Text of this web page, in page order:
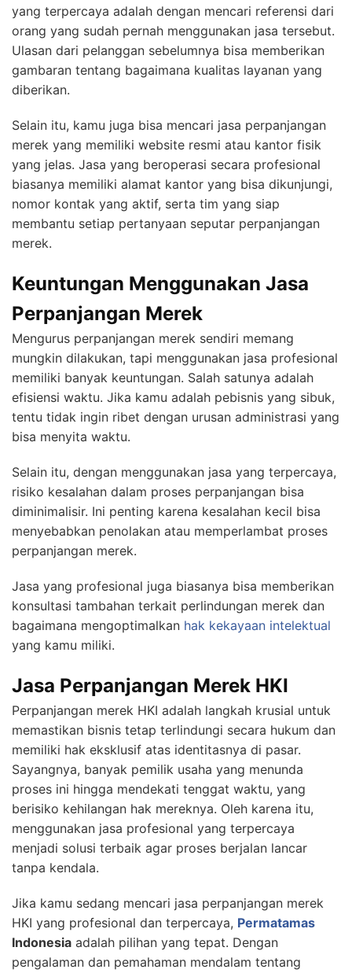
yang terpercaya adalah dengan mencari referensi dari
orang yang sudah pernah menggunakan jasa tersebut.
Ulasan dari pelanggan sebelumnya bisa memberikan
gambaran tentang bagaimana kualitas layanan yang
diberikan.
Selain itu, kamu juga bisa mencari jasa perpanjangan
merek yang memiliki website resmi atau kantor fisik
yang jelas. Jasa yang beroperasi secara profesional
biasanya memiliki alamat kantor yang bisa dikunjungi,
nomor kontak yang aktif, serta tim yang siap
membantu setiap pertanyaan seputar perpanjangan
merek.
Keuntungan Menggunakan Jasa
Perpanjangan Merek
Mengurus perpanjangan merek sendiri memang
mungkin dilakukan, tapi menggunakan jasa profesional
memiliki banyak keuntungan. Salah satunya adalah
efisiensi waktu. Jika kamu adalah pebisnis yang sibuk,
tentu tidak ingin ribet dengan urusan administrasi yang
bisa menyita waktu.
Selain itu, dengan menggunakan jasa yang terpercaya,
risiko kesalahan dalam proses perpanjangan bisa
diminimalisir. Ini penting karena kesalahan kecil bisa
menyebabkan penolakan atau memperlambat proses
perpanjangan merek.
Jasa yang profesional juga biasanya bisa memberikan
konsultasi tambahan terkait perlindungan merek dan
bagaimana mengoptimalkan hak kekayaan intelektual
yang kamu miliki.
Jasa Perpanjangan Merek HKI
Perpanjangan merek HKI adalah langkah krusial untuk
memastikan bisnis tetap terlindungi secara hukum dan
memiliki hak eksklusif atas identitasnya di pasar.
Sayangnya, banyak pemilik usaha yang menunda
proses ini hingga mendekati tenggat waktu, yang
berisiko kehilangan hak mereknya. Oleh karena itu,
menggunakan jasa profesional yang terpercaya
menjadi solusi terbaik agar proses berjalan lancar
tanpa kendala.
Jika kamu sedang mencari jasa perpanjangan merek
HKI yang profesional dan terpercaya, Permatamas
Indonesia adalah pilihan yang tepat. Dengan
pengalaman dan pemahaman mendalam tentang